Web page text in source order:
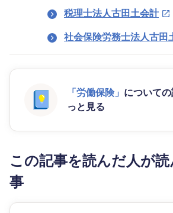
税理士法人古田土会計
社会保険労務士法人古田
「労働保険」 について
っと見る
この記事を読んだ人が
事